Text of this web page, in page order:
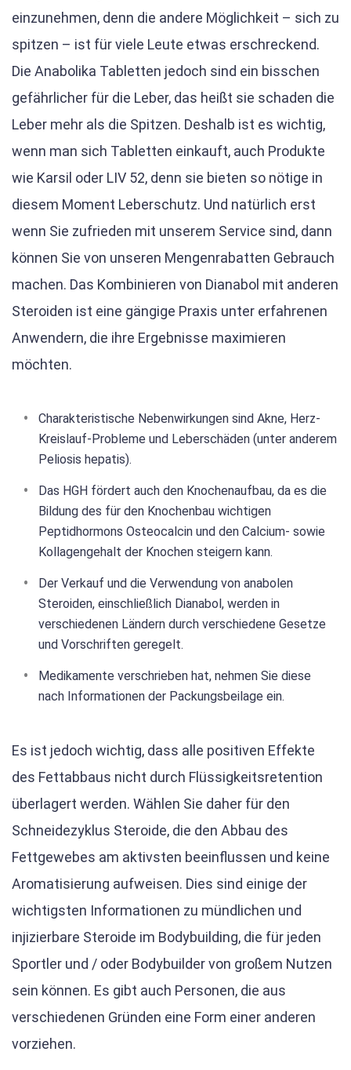
einzunehmen, denn die andere Möglichkeit – sich zu
spitzen – ist für viele Leute etwas erschreckend.
Die Anabolika Tabletten jedoch sind ein bisschen
gefährlicher für die Leber, das heißt sie schaden die
Leber mehr als die Spitzen. Deshalb ist es wichtig,
wenn man sich Tabletten einkauft, auch Produkte
wie Karsil oder LIV 52, denn sie bieten so nötige in
diesem Moment Leberschutz. Und natürlich erst
wenn Sie zufrieden mit unserem Service sind, dann
können Sie von unseren Mengenrabatten Gebrauch
machen. Das Kombinieren von Dianabol mit anderen
Steroiden ist eine gängige Praxis unter erfahrenen
Anwendern, die ihre Ergebnisse maximieren
möchten.
Charakteristische Nebenwirkungen sind Akne, Herz-
Kreislauf-Probleme und Leberschäden (unter anderem
Peliosis hepatis).
Das HGH fördert auch den Knochenaufbau, da es die
Bildung des für den Knochenbau wichtigen
Peptidhormons Osteocalcin und den Calcium- sowie
Kollagengehalt der Knochen steigern kann.
Der Verkauf und die Verwendung von anabolen
Steroiden, einschließlich Dianabol, werden in
verschiedenen Ländern durch verschiedene Gesetze
und Vorschriften geregelt.
Medikamente verschrieben hat, nehmen Sie diese
nach Informationen der Packungsbeilage ein.
Es ist jedoch wichtig, dass alle positiven Effekte
des Fettabbaus nicht durch Flüssigkeitsretention
überlagert werden. Wählen Sie daher für den
Schneidezyklus Steroide, die den Abbau des
Fettgewebes am aktivsten beeinflussen und keine
Aromatisierung aufweisen. Dies sind einige der
wichtigsten Informationen zu mündlichen und
injizierbare Steroide im Bodybuilding, die für jeden
Sportler und / oder Bodybuilder von großem Nutzen
sein können. Es gibt auch Personen, die aus
verschiedenen Gründen eine Form einer anderen
vorziehen.